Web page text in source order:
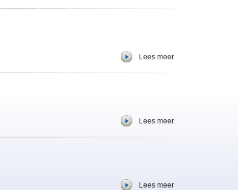
Lees meer
Lees meer
Lees meer